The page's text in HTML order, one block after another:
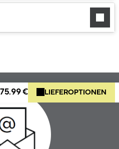
75.99 € LIEFEROPTIONEN